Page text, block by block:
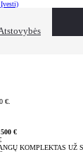
Įvesti)
užvertumėte
€.
€
KOMPLEKTAS UŽ